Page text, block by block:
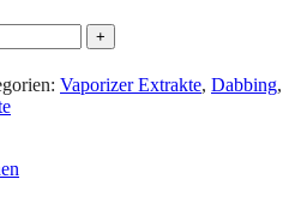
Vaporizer Extrakte, Dabbing,